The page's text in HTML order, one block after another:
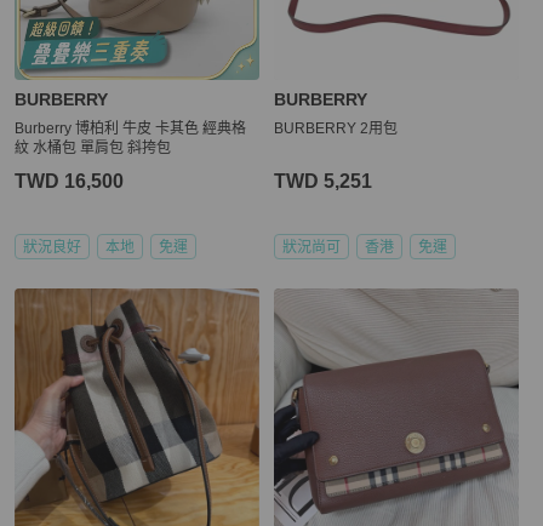
BURBERRY
Burberry 博柏利 牛皮 卡其色 經典格
紋 水桶包 單肩包 斜挎包
TWD 16,500
狀況良好 本地 免運
BURBERRY
BURBERRY 2用包
TWD 5,251
狀況尚可 香港 免運